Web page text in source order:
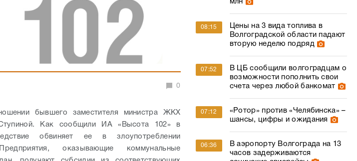
0
бывшего заместителя министра ЖКХ
Как сообщили ИА «Высота 102» в
обвиняет ее в злоупотреблении
оказывающие коммунальные
млн
08:15
Цены на 3 вида топлива в
Волгоградской области падают
вторую неделю подряд
07:52
В ЦБ сообщили волгоградцам о
возможности пополнить свои
счета через любой банкомат
07:12
«Ротор» против «Челябинска» –
шансы, цифры и ожидания
06:36
В аэропорту Волгограда на 13
часов задерживаются